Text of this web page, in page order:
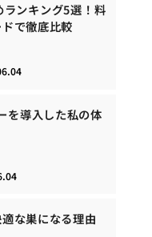
ランキング5選！料
で徹底比較
を導入した私の体
な巣になる理由